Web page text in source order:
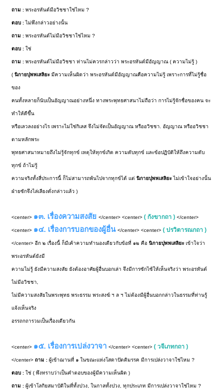
ถาม :พระอรหันต์มีอวิชชาใช่ไหม ?
ตอบ :ไม่พึงกล่าวอย่างนั้น
ถาม :พระอรหันต์ไม่มีอวิชชาใช่ไหม ?
ตอบ :ใช่
ถาม :พระอรหันต์ไม่มีอวิชชา ท่านไม่ควรกล่าวว่า พระอรหันต์มีอัญญาณ ( ความไม่รู้ )
( นิกายปุพพเสลิยะมีความเห็นผิดว่า พระอรหันต์มีอัญญาณคือความไม่รู้ เพราะการที่ไม่รู้ชื่อ
ของ
คนทั้งหลายก็นับเป็นอัญญาณอย่างหนึ่ง ทางพระพุทธศาสนาไม่ถือว่า การไม่รู้จักชื่อของคน จะ
ทำให้ดีขึ้น
หรือเลวลงอย่างไร เพราะไม่ใช่กิเลส จึงไม่จัดเป็นอัญญาณ หรืออวิชชา. อัญญาณ หรืออวิชชา
ตามหลักพระ
พุทธศาสนาหมายถึงไม่รู้จักทุกข์ เหตุให้ทุกข์เกิด ความดับทุกข์ และข้อปฏิบัติให้ถึงความดับ
ทุกข์ ถ้าไม่รู้
ความจริงทั้งสี่ประการนี้ ก็ไม่สามารถพ้นไปจากทุกข์ได้ แต่นิกายปุพพเสลิยะไม่เข้าใจอย่างนั้น
ฝ่ายซักจึงไล่เลียงดั่งกล่าวแล้ว )
<center> ๑๓. เรื่องความสงสัย </center> <center>( กังขากถา )</center>
<center> ๑๔. เรื่องการบอกของผู้อื่น </center> <center>( ปรวิตารณกถา )
</center> อีก ๒ เรื่องนี้ ก็มีเค้าความทำนองเดียวกับข้อที่ ๑๒ คือ นิกายปุพพเสลิยะเข้าใจว่า
พระอรหันต์ยังมี
ความไม่รู้ ยังมีความสงสัย ยังต้องอาศัยผู้อื่นบอกเล่า จึงมีการซักไซ้ให้เห็นจริงว่า พระอรหันต์
ไม่มีอวิชชา,
ไม่มีความสงสัยในพระพุทธ พระธรรม พระสงฆ์ ฯ ล ฯ ไม่ต้องมีผู้อื่นบอกกล่าวในธรรมที่ท่านรู้
แจ้งเห็นจริง
อรรถกถารวมเป็นเรื่องเดียวกัน
<center> ๑๕. เรื่องการเปล่งวาจา </center> <center>( วจีเภทกถา )
</center>ถาม :ผู้เข้าฌานที่ ๑ ในขณะแห่งโสดาปัตติมรรค มีการเปล่งวาจาใช่ไหม ?
ตอบ :ใช่ ( พึงทราบว่าเป็นคำตอบของผู้มีความเห็นผิด )
ถาม :ผู้เข้าโลกิยสมาบัติในที่ทั้งปวง, ในกาลทั้งปวง, ทุกประเภท มีการเปล่งวาจาใช่ไหม ?